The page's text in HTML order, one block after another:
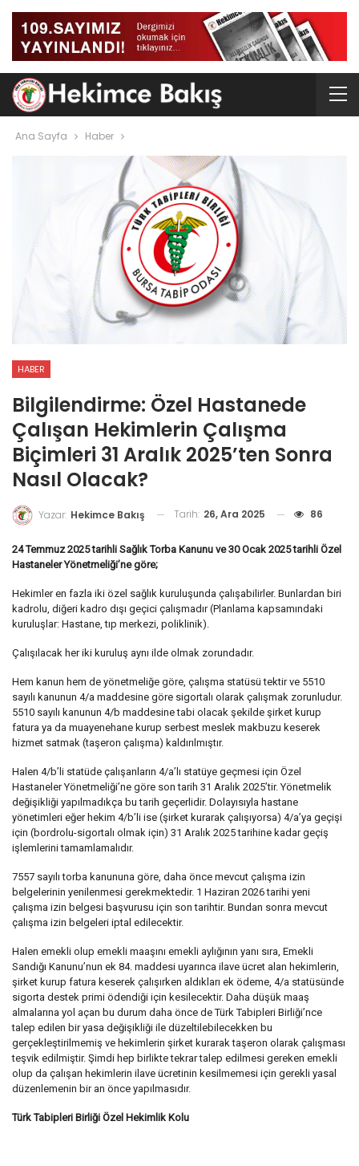
Ana Sayfa Haber
HABER
Bilgilendirme: Özel Hastanede
Çalışan Hekimlerin Çalışma
Biçimleri 31 Aralık 2025’ten Sonra
Nasıl Olacak?
Yazar: Hekimce Bakış Tarih: 26, Ara 2025 86
24 Temmuz 2025 tarihli Sağlık Torba Kanunu ve 30 Ocak 2025 tarihli Özel
Hastaneler Yönetmeliği’ne göre;
Hekimler en fazla iki özel sağlık kuruluşunda çalışabilirler. Bunlardan biri
kadrolu, diğeri kadro dışı geçici çalışmadır (Planlama kapsamındaki
kuruluşlar: Hastane, tıp merkezi, poliklinik).
Çalışılacak her iki kuruluş aynı ilde olmak zorundadır.
Hem kanun hem de yönetmeliğe göre, çalışma statüsü tektir ve 5510
sayılı kanunun 4/a maddesine göre sigortalı olarak çalışmak zorunludur.
5510 sayılı kanunun 4/b maddesine tabi olacak şekilde şirket kurup
fatura ya da muayenehane kurup serbest meslek makbuzu keserek
hizmet satmak (taşeron çalışma) kaldırılmıştır.
Halen 4/b’li statüde çalışanların 4/a’lı statüye geçmesi için Özel
Hastaneler Yönetmeliği’ne göre son tarih 31 Aralık 2025’tir. Yönetmelik
değişikliği yapılmadıkça bu tarih geçerlidir. Dolayısıyla hastane
yönetimleri eğer hekim 4/b’li ise (şirket kurarak çalışıyorsa) 4/a’ya geçişi
için (bordrolu-sigortalı olmak için) 31 Aralık 2025 tarihine kadar geçiş
işlemlerini tamamlamalıdır.
7557 sayılı torba kanununa göre, daha önce mevcut çalışma izin
belgelerinin yenilenmesi gerekmektedir. 1 Haziran 2026 tarihi yeni
çalışma izin belgesi başvurusu için son tarihtir. Bundan sonra mevcut
çalışma izin belgeleri iptal edilecektir.
Halen emekli olup emekli maaşını emekli aylığının yanı sıra, Emekli
Sandığı Kanunu’nun ek 84. maddesi uyarınca ilave ücret alan hekimlerin,
şirket kurup fatura keserek çalışırken aldıkları ek ödeme, 4/a statüsünde
sigorta destek primi ödendiği için kesilecektir. Daha düşük maaş
almalarına yol açan bu durum daha önce de Türk Tabipleri Birliği’nce
talep edilen bir yasa değişikliği ile düzeltilebilecekken bu
gerçekleştirilmemiş ve hekimlerin şirket kurarak taşeron olarak çalışması
teşvik edilmiştir. Şimdi hep birlikte tekrar talep edilmesi gereken emekli
olup da çalışan hekimlerin ilave ücretinin kesilmemesi için gerekli yasal
düzenlemenin bir an önce yapılmasıdır.
Türk Tabipleri Birliği Özel Hekimlik Kolu